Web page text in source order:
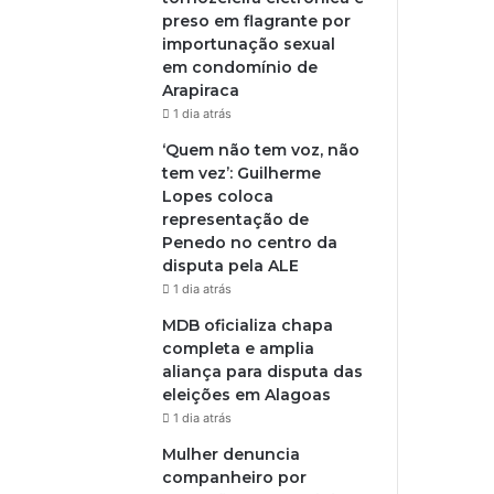
preso em flagrante por
importunação sexual
em condomínio de
Arapiraca
1 dia atrás
‘Quem não tem voz, não
tem vez’: Guilherme
Lopes coloca
representação de
Penedo no centro da
disputa pela ALE
1 dia atrás
MDB oficializa chapa
completa e amplia
aliança para disputa das
eleições em Alagoas
1 dia atrás
Mulher denuncia
companheiro por